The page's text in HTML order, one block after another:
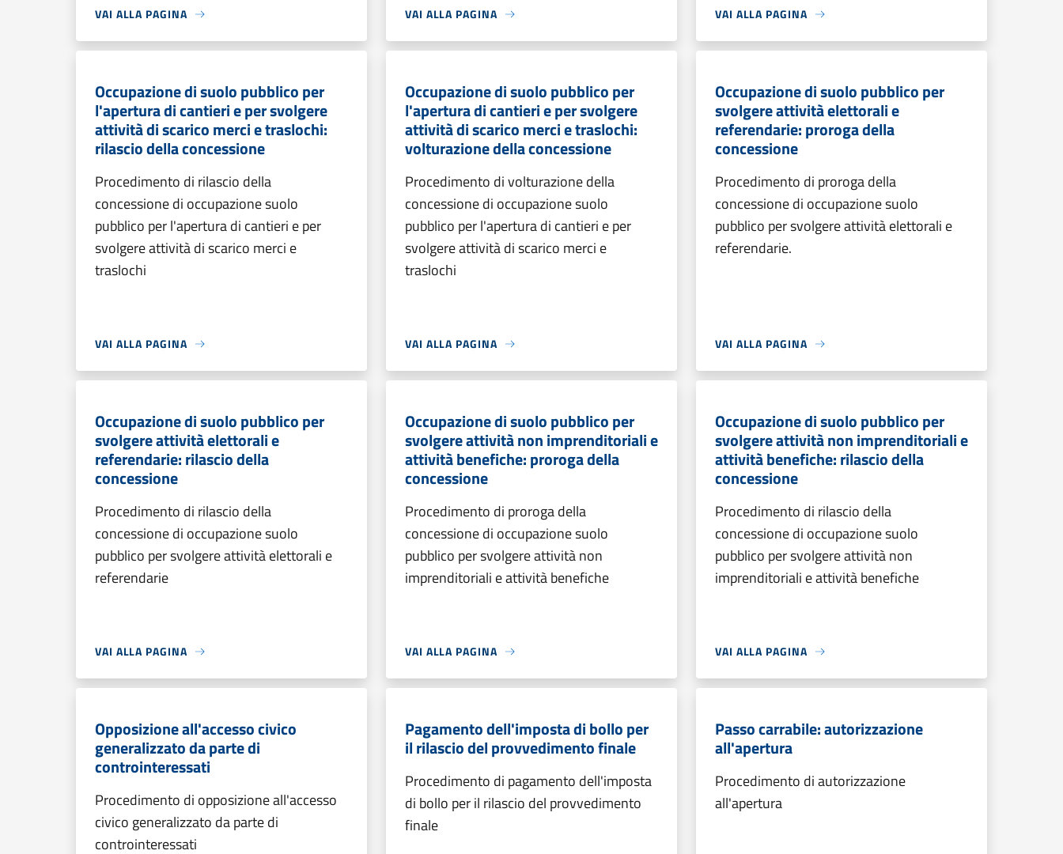
VAI ALLA PAGINA VAI ALLA PAGINA VAI ALLA PAGINA
Occupazione di suolo pubblico per
l'apertura di cantieri e per svolgere
attività di scarico merci e traslochi:
rilascio della concessione
Procedimento di rilascio della
concessione di occupazione suolo
pubblico per l'apertura di cantieri e per
svolgere attività di scarico merci e
traslochi
VAI ALLA PAGINA
Occupazione di suolo pubblico per
l'apertura di cantieri e per svolgere
attività di scarico merci e traslochi:
volturazione della concessione
Procedimento di volturazione della
concessione di occupazione suolo
pubblico per l'apertura di cantieri e per
svolgere attività di scarico merci e
traslochi
VAI ALLA PAGINA
Occupazione di suolo pubblico per
svolgere attività elettorali e
referendarie: proroga della
concessione
Procedimento di proroga della
concessione di occupazione suolo
pubblico per svolgere attività elettorali e
referendarie.
VAI ALLA PAGINA
Occupazione di suolo pubblico per
svolgere attività elettorali e
referendarie: rilascio della
concessione
Procedimento di rilascio della
concessione di occupazione suolo
pubblico per svolgere attività elettorali e
referendarie
VAI ALLA PAGINA
Occupazione di suolo pubblico per
svolgere attività non imprenditoriali e
attività benefiche: proroga della
concessione
Procedimento di proroga della
concessione di occupazione suolo
pubblico per svolgere attività non
imprenditoriali e attività benefiche
VAI ALLA PAGINA
Occupazione di suolo pubblico per
svolgere attività non imprenditoriali e
attività benefiche: rilascio della
concessione
Procedimento di rilascio della
concessione di occupazione suolo
pubblico per svolgere attività non
imprenditoriali e attività benefiche
VAI ALLA PAGINA
Opposizione all'accesso civico
generalizzato da parte di
controinteressati
Procedimento di opposizione all'accesso
civico generalizzato da parte di
controinteressati
Pagamento dell'imposta di bollo per
il rilascio del provvedimento finale
Procedimento di pagamento dell'imposta
di bollo per il rilascio del provvedimento
finale
Passo carrabile: autorizzazione
all'apertura
Procedimento di autorizzazione
all'apertura